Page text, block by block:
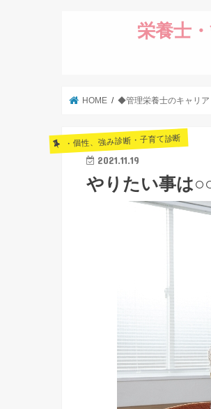
栄養士
HOME ◆管理栄養士のキャリア
・個性、強み診断・子育て診断
2021.11.19
やりたい事は